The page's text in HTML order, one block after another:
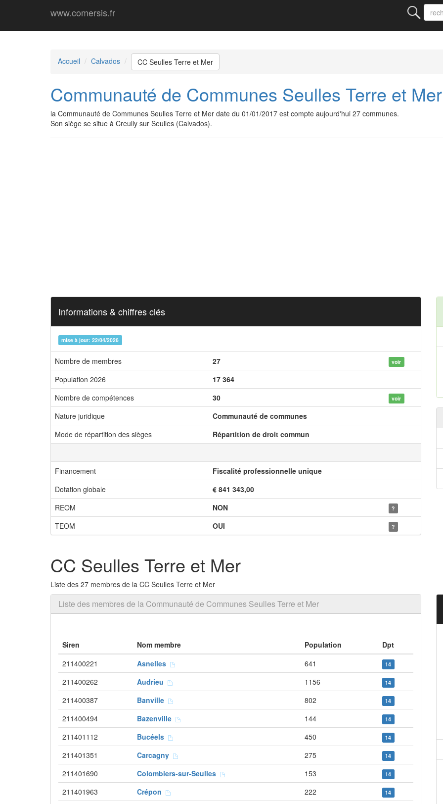
www.comersis.fr
Accueil Calvados CC Seulles Terre et Mer
Communauté de Communes Seulles Terre et Mer
la Communauté de Communes Seulles Terre et Mer date du 01/01/2017 est compte aujourd'hui 27 communes.
Son siège se situe à Creully sur Seulles (Calvados).
Informations & chiffres clés
mise à jour: 22/04/2026
Nombre de membres 27 voir
Population 2026
17 364
Nombre de compétences
30 voir
Nature juridique
Communauté de communes
Mode de répartition des sièges
Répartition de droit commun
Financement
Fiscalité professionnelle unique
Dotation globale
€ 841 343,00
REOM
NON ?
TEOM OUI ?
CC Seulles Terre et Mer
Liste des 27 membres de la CC Seulles Terre et Mer
Liste des membres de la Communauté de Communes Seulles Terre et Mer
Siren Nom membre Population
Dpt
211400221
Asnelles 641 14
211400262 Audrieu 1156 14
211400387 Banville 802 14
211400494 Bazenville 144 14
211401112 Bucéels 450 14
211401351 Carcagny 275 14
211401690 Colombiers-sur-Seulles 153 14
211401963 Crépon 222 14